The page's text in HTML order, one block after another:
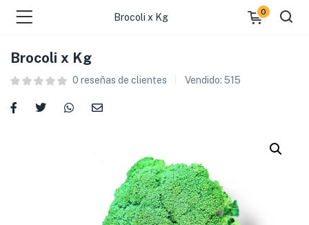
Brocoli x Kg
0
Brocoli x Kg
0 reseñas de clientes Vendido: 515